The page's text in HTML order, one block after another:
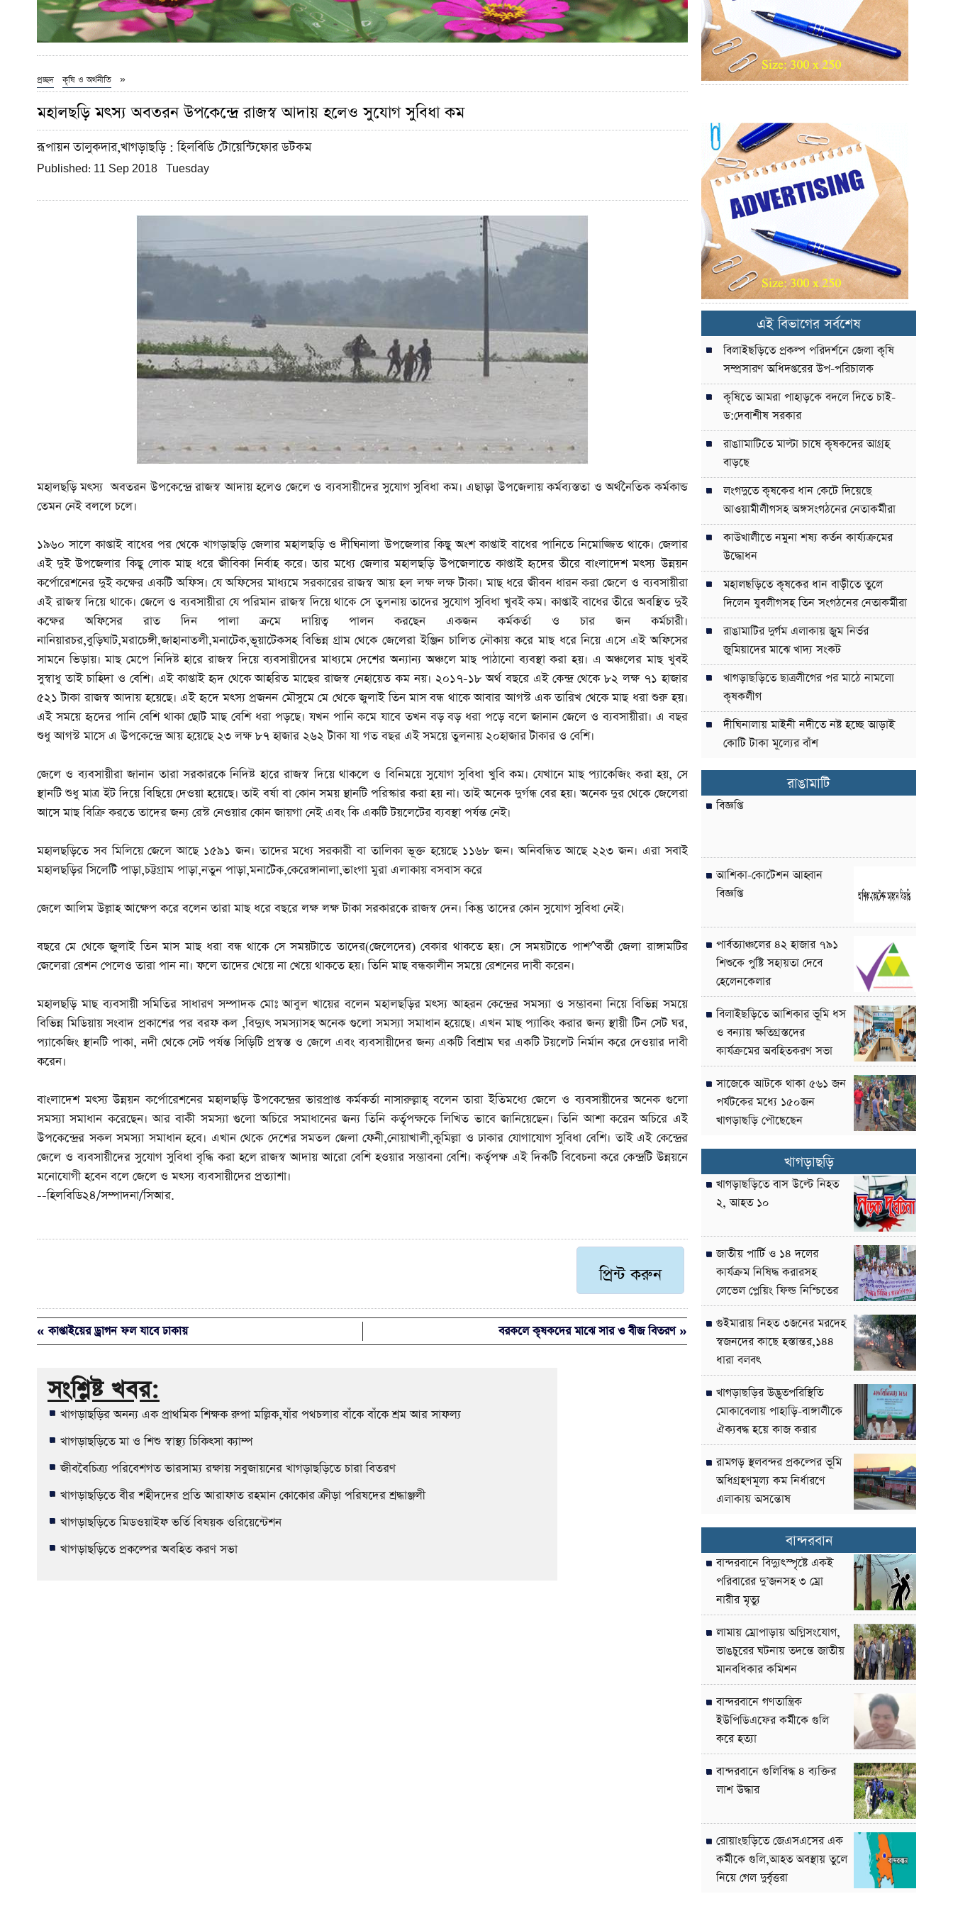
প্রচ্ছদ »
কৃষি ও অর্থনীতি
মহালছড়ি মৎস্য অবতরন উপকেন্দ্রে রাজস্ব আদায় হলেও সুযোগ সুবিধা কম
রূপায়ন তালুকদার,খাগড়াছড়ি: হিলবিডি টোয়েন্টিফোর ডটকম
Published: 11 Sep 2018 Tuesday
মহালছড়ি মৎস্য অবতরন উপকেন্দ্রে রাজস্ব আদায় হলেও জেলে ও ব্যবসায়ীদের সুযোগ সুবিধা কম। এছাড়া উপজেলায় কর্মব্যস্ততা ও অর্থনৈতিক কর্মকান্ড
তেমন নেই বললে চলে।
১৯৬০ সালে কাপ্তাই বাধের পর থেকে খাগড়াছড়ি জেলার মহালছড়ি ও দীঘিনালা উপজেলার কিছু অংশ কাপ্তাই বাধের পানিতে নিমোজ্জিত থাকে। জেলার
এই দুই উপজেলার কিছু লোক মাছ ধরে জীবিকা নির্বাহ করে। তার মধ্যে জেলার মহালছড়ি উপজেলাতে কাপ্তাই হৃদের তীরে বাংলাদেশ মৎস্য উন্নয়ন
কর্পোরেশনের দুই কক্ষের একটি অফিস। যে অফিসের মাধ্যমে সরকারের রাজস্ব আয় হল লক্ষ লক্ষ টাকা। মাছ ধরে জীবন ধারন করা জেলে ও ব্যবসায়ীরা
এই রাজস্ব দিয়ে থাকে। জেলে ও ব্যবসায়ীরা যে পরিমান রাজস্ব দিয়ে থাকে সে তুলনায় তাদের সুযোগ সুবিধা খুবই কম। কাপ্তাই বাধের তীরে অবস্থিত দুই
কক্ষের অফিসের রাত দিন পালা ক্রমে দায়িত্ব পালন করছেন একজন কর্মকর্তা ও চার জন কর্মচারী।
নানিয়ারচর,বুড়িঘাট,মরাচেঙ্গী,জাহানাতলী,মনাটেক,ভূয়াটেকসহ বিভিন্ন গ্রাম থেকে জেলেরা ইঞ্জিন চালিত নৌকায় করে মাছ ধরে নিয়ে এসে এই অফিসের
সামনে ভিড়ায়। মাছ মেপে নিদিষ্ট হারে রাজস্ব দিয়ে ব্যবসায়ীদের মাধ্যমে দেশের অন্যান্য অঞ্চলে মাছ পাঠানো ব্যবস্থা করা হয়। এ অঞ্চলের মাছ খুবই
সুস্বাধু তাই চাহিদা ও বেশি। এই কাপ্তাই হৃদ থেকে আহরিত মাছের রাজস্ব নেহায়েত কম নয়। ২০১৭-১৮ অর্থ বছরে এই কেন্দ্র থেকে ৮২ লক্ষ ৭১ হাজার
৫২১ টাকা রাজস্ব আদায় হয়েছে। এই হৃদে মৎস্য প্রজনন মৌসুমে মে থেকে জুলাই তিন মাস বন্ধ থাকে আবার আগস্ট এক তারিখ থেকে মাছ ধরা শুরু হয়।
এই সময়ে হৃদের পানি বেশি থাকা ছোট মাছ বেশি ধরা পড়ছে। যখন পানি কমে যাবে তখন বড় বড় ধরা পড়ে বলে জানান জেলে ও ব্যবসায়ীরা। এ বছর
শুধু আগস্ট মাসে এ উপকেন্দ্রে আয় হয়েছে ২৩ লক্ষ ৮৭ হাজার ২৬২ টাকা যা গত বছর এই সময়ে তুলনায় ২০হাজার টাকার ও বেশি।
জেলে ও ব্যবসায়ীরা জানান তারা সরকারকে নিদিষ্ট হারে রাজস্ব দিয়ে থাকলে ও বিনিময়ে সুযোগ সুবিধা খুবি কম। যেখানে মাছ প্যাকেজিং করা হয়, সে
স্থানটি শুধু মাত্র ইট দিয়ে বিছিয়ে দেওয়া হয়েছে। তাই বর্ষা বা কোন সময় ন্থানটি পরিস্কার করা হয় না। তাই অনেক দুর্গন্ধ বের হয়। অনেক দুর থেকে জেলেরা
আসে মাছ বিক্রি করতে তাদের জন্য রেস্ট নেওয়ার কোন জায়গা নেই এবং কি একটি টয়লেটের ব্যবস্থা পর্যন্ত নেই।
মহালছড়িতে সব মিলিয়ে জেলে আছে ১৫৯১ জন। তাদের মধ্যে সরকারী বা তালিকা ভূক্ত হয়েছে ১১৬৮ জন। অনিবন্ধিত আছে ২২৩ জন। এরা সবাই
মহালছড়ির সিলেটি পাড়া,চট্টগ্রাম পাড়া,নতুন পাড়া,মনাটেক,কেরেঙ্গানালা,ভাংগা মুরা এলাকায় বসবাস করে
জেলে আলিম উল্লাহ আক্ষেপ করে বলেন তারা মাছ ধরে বছরে লক্ষ লক্ষ টাকা সরকারকে রাজস্ব দেন। কিন্তু তাদের কোন সুযোগ সুবিধা নেই।
বছরে মে থেকে জুলাই তিন মাস মাছ ধরা বন্ধ থাকে সে সময়টাতে তাদের(জেলেদের) বেকার থাকতে হয়। সে সময়টাতে পাশ^বর্তী জেলা রাঙ্গামটির
জেলেরা রেশন পেলেও তারা পান না। ফলে তাদের খেয়ে না খেয়ে থাকতে হয়। তিনি মাছ বন্ধকালীন সময়ে রেশনের দাবী করেন।
মহালছড়ি মাছ ব্যবসায়ী সমিতির সাধারণ সম্পাদক মোঃ আবুল খায়ের বলেন মহালছড়ির মৎস্য আহরন কেন্দ্রের সমস্যা ও সম্ভাবনা নিয়ে বিভিন্ন সময়ে
বিভিন্ন মিডিয়ায় সংবাদ প্রকাশের পর বরফ কল ,বিদ্যুৎ সমস্যাসহ অনেক গুলো সমস্যা সমাধান হয়েছে। এখন মাছ প্যাকিং করার জন্য স্থায়ী টিন সেট ঘর,
প্যাকেজিং স্থানটি পাকা, নদী থেকে সেট পর্যন্ত সিড়িটি প্রস্বস্ত ও জেলে এবং ব্যবসায়ীদের জন্য একটি বিশ্রাম ঘর একটি টয়লেট নির্মান করে দেওয়ার দাবী
করেন।
বাংলাদেশ মৎস্য উন্নয়ন কর্পোরেশনের মহালছড়ি উপকেন্দ্রের ভারপ্রাপ্ত কর্মকর্তা নাসারুল্লাহ্ বলেন তারা ইতিমধ্যে জেলে ও ব্যবসায়ীদের অনেক গুলো
সমস্যা সমাধান করেছেন। আর বাকী সমস্যা গুলো অচিরে সমাধানের জন্য তিনি কর্তৃপক্ষকে লিখিত ভাবে জানিয়েছেন। তিনি আশা করেন অচিরে এই
উপকেন্দ্রের সকল সমস্যা সমাধান হবে। এখান থেকে দেশের সমতল জেলা ফেনী,নোয়াখালী,কুমিল্লা ও ঢাকার যোগাযোগ সুবিধা বেশি। তাই এই কেন্দ্রের
জেলে ও ব্যবসায়ীদের সুযোগ সুবিধা বৃদ্ধি করা হলে রাজস্ব আদায় আরো বেশি হওয়ার সম্ভাবনা বেশি। কর্তৃপক্ষ এই দিকটি বিবেচনা করে কেন্দ্রটি উন্নয়নে
মনোযোগী হবেন বলে জেলে ও মৎস্য ব্যবসায়ীদের প্রত্যাশা।
--হিলবিডি২৪/সম্পাদনা/সিআর.
প্রিন্ট করুন
« কাপ্তাইয়ের ড্রাগন ফল যাবে ঢাকায় বরকলে কৃষকদের মাঝে সার ও বীজ বিতরণ »
সংশ্লিষ্ট খবর:
খাগড়াছড়ির অনন্য এক প্রাথমিক শিক্ষক রুপা মল্লিক,যাঁর পথচলার বাঁকে বাঁকে শ্রম আর সাফল্য
খাগড়াছড়িতে মা ও শিশু স্বাস্থ্য চিকিৎসা ক্যাম্প
জীববৈচিত্র্য পরিবেশগত ভারসাম্য রক্ষায় সবুজায়নের খাগড়াছড়িতে চারা বিতরণ
খাগড়াছড়িতে বীর শহীদদের প্রতি আরাফাত রহমান কোকোর ক্রীড়া পরিষদের শ্রদ্ধাঞ্জলী
খাগড়াছড়িতে মিডওয়াইফ ভর্তি বিষয়ক ওরিয়েন্টেশন
খাগড়াছড়িতে প্রকল্পের অবহিত করণ সভা
এই বিভাগের সর্বশেষ
বিলাইছড়িতে প্রকল্প পরিদর্শনে জেলা কৃষি
সম্প্রসারণ অধিদপ্তরের উপ-পরিচালক
কৃষিতে আমরা পাহাড়কে বদলে দিতে চাই-
ড:দেবাশীষ সরকার
রাঙাামাটিতে মাল্টা চাষে কৃষকদের আগ্রহ
বাড়ছে
লংগদুতে কৃষকের ধান কেটে দিয়েছে
আওয়ামীলীগসহ অঙ্গসংগঠনের নেতাকর্মীরা
কাউখালীতে নমুনা শষ্য কর্তন কার্য্যক্রমের
উদ্ধোধন
মহালছড়িতে কৃষকের ধান বাড়ীতে তুলে
দিলেন যুবলীগসহ তিন সংগঠনের নেতাকর্মীরা
রাঙামাটির দুর্গম এলাকায় জুম নির্ভর
জুমিয়াদের মাঝে খাদ্য সংকট
খাগড়াছড়িতে ছাত্রলীগের পর মাঠে নামলো
কৃষকলীগ
দীঘিনালায় মাইনী নদীতে নষ্ট হচ্ছে আড়াই
কোটি টাকা মূল্যের বাঁশ
রাঙামাটি
বিজ্ঞপ্তি
আশিকা-কোটেশন আহ্বান
বিজ্ঞপ্তি
পার্বত্যাঞ্চলের ৪২ হাজার ৭৯১
শিশুকে পুষ্টি সহায়তা দেবে
হেলেনকেলার
বিলাইছড়িতে আশিকার ভূমি ধস
ও বন্যায় ক্ষতিগ্রস্তদের
কার্যক্রমের অবহিতকরণ সভা
সাজেকে আটকে থাকা ৫৬১ জন
পর্যটকের মধ্যে ১৫০জন
খাগড়াছড়ি পৌছেছেন
খাগড়াছড়ি
খাগড়াছড়িতে বাস উল্টে নিহত
২, আহত ১০
জাতীয় পার্টি ও ১৪ দলের
কার্যক্রম নিষিদ্ধ করারসহ
লেভেল প্লেয়িং ফিল্ড নিশ্চিতের
দাবী
গুইমারায় নিহত ৩জনের মরদেহ
স্বজনদের কাছে হস্তান্তর,১৪৪
ধারা বলবৎ
খাগড়াছড়ির উদ্ভূতপরিস্থিতি
মোকাবেলায় পাহাড়ি-বাঙ্গালীকে
ঐক্যবদ্ধ হয়ে কাজ করার
আহ্বান-পার্বত্য উপদেষ্টা
রামগড় স্থলবন্দর প্রকল্পের ভূমি
অধিগ্রহণমূল্য কম নির্ধারণে
এলাকায় অসন্তোষ
বান্দরবান
বান্দরবানে বিদ্যুৎস্পৃষ্টে একই
পরিবারের দু’জনসহ ৩ ম্রো
নারীর মৃত্যু
লামায় ম্রোপাড়ায় অগ্নিসংযোগ,
ভাঙচুরের ঘটনায় তদন্তে জাতীয়
মানবধিকার কমিশন
বান্দরবানে গণতান্ত্রিক
ইউপিডিএফের কর্মীকে গুলি
করে হত্যা
বান্দরবানে গুলিবিদ্ধ ৪ ব্যক্তির
লাশ উদ্ধার
রোয়াংছড়িতে জেএসএসের এক
কর্মীকে গুলি,আহত অবস্থায় তুলে
নিয়ে গেল দুর্বৃত্তরা